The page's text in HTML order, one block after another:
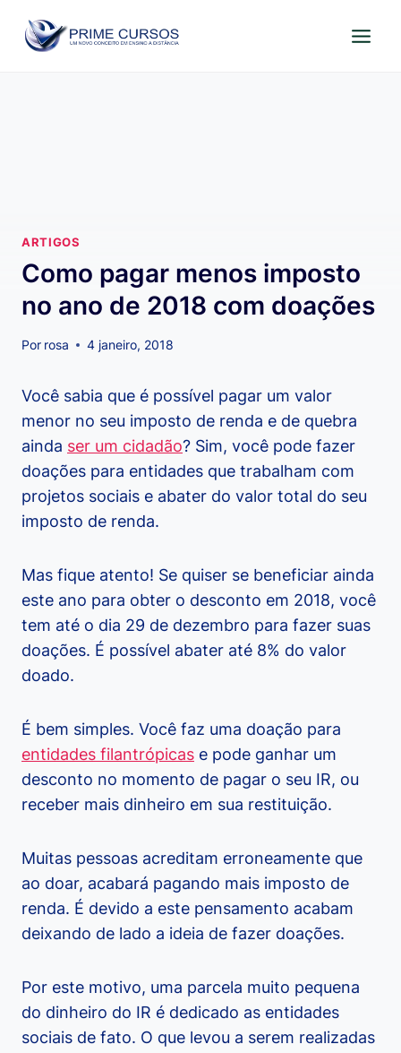
para
ARTIGOS
Como pagar menos imposto
no ano de 2018 com doações
Por rosa 4 janeiro, 2018
Você sabia que é possível pagar um valor
menor no seu imposto de renda e de quebra
ainda ser um cidadão? Sim, você pode fazer
doações para entidades que trabalham com
projetos sociais e abater do valor total do seu
imposto de renda.
Mas fique atento! Se quiser se beneficiar ainda
este ano para obter o desconto em 2018, você
tem até o dia 29 de dezembro para fazer suas
doações. É possível abater até 8% do valor
doado.
É bem simples. Você faz uma doação para
entidades filantrópicas e pode ganhar um
desconto no momento de pagar o seu IR, ou
receber mais dinheiro em sua restituição.
Muitas pessoas acreditam erroneamente que
ao doar, acabará pagando mais imposto de
renda. É devido a este pensamento acabam
deixando de lado a ideia de fazer doações.
Por este motivo, uma parcela muito pequena
do dinheiro do IR é dedicado as entidades
sociais de fato. O que levou a serem realizadas